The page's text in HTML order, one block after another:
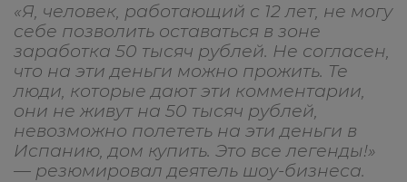
«Я, человек, работающий с 12 лет, не могу
себе позволить оставаться в зоне
заработка 50 тысяч рублей. Не согласен,
что на эти деньги можно прожить. Те
люди, которые дают эти комментарии,
они не живут на 50 тысяч рублей,
невозможно полететь на эти деньги в
Испанию, дом купить. Это все легенды!»
— резюмировал деятель шоу-бизнеса.